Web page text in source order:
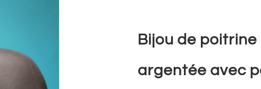
Bijou de
argentée avec